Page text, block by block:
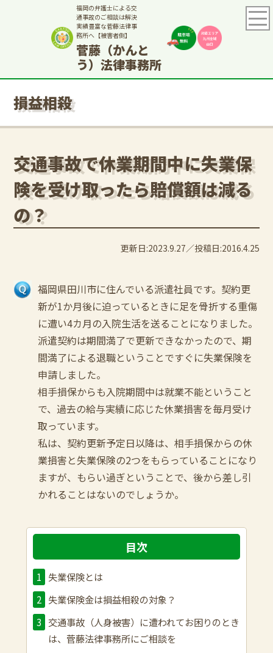
福岡の弁護士による交
通事故のご相談は解決
実績豊富な菅藤法律事
務所へ【被害者側】
菅藤（かんと
う）法律事務所
損益相殺
交通事故で休業期間中に失業保
険を受け取ったら賠償額は減る
の？
更新日:2023.9.27 投稿日:2016.4.25
福岡県田川市に住んでいる派遣社員です。契約更
新が1か月後に迫っているときに足を骨折する重傷
に遭い4カ月の入院生活を送ることになりました。
派遣契約は期間満了で更新できなかったので、期
間満了による退職ということですぐに失業保険を
申請しました。
相手損保からも入院期間中は就業不能ということ
で、過去の給与実績に応じた休業損害を毎月受け
取っています。
私は、契約更新予定日以降は、相手損保からの休
業損害と失業保険の2つをもらっていることになり
ますが、もらい過ぎということで、後から差し引
かれることはないのでしょうか。
目次
失業保険とは
失業保険金は損益相殺の対象？
交通事故（人身被害）に遭われてお困りのとき
は、菅藤法律事務所にご相談を